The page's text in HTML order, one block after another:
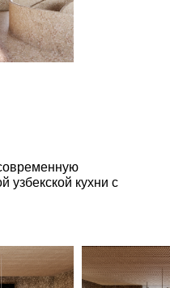
узбекской кухни с